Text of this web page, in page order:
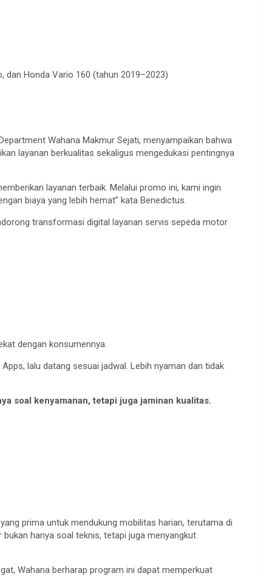
, dan Honda Vario 160 (tahun 2019–2023)
Wahana Makmur Sejati, menyampaikan bahwa
layanan berkualitas sekaligus mengedukasi pentingnya
layanan terbaik. Melalui promo ini, kami ingin
biaya yang lebih hemat” kata Benedictus.
transformasi digital layanan servis sepeda motor
dengan konsumennya.
lalu datang sesuai jadwal. Lebih nyaman dan tidak
soal kenyamanan,tetapi juga jaminan kualitas.
prima untuk mendukung mobilitas harian, terutama di
bukan hanya soal teknis, tetapi juga menyangkut
Wahana berharap program ini dapat memperkuat